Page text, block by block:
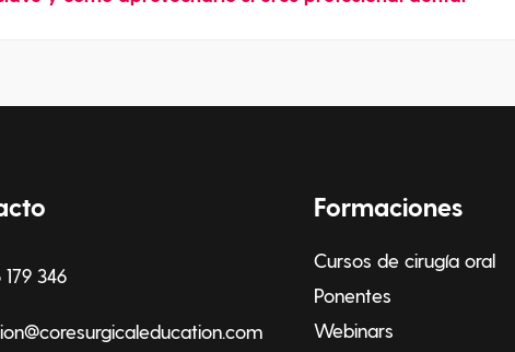
179 346
Formaciones
Cursos de cirugía oral
Ponentes
Webinars